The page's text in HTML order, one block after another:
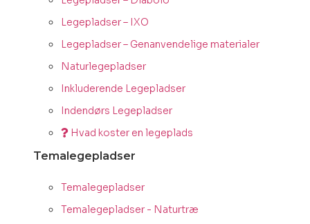
Legepladser – IXO
Legepladser – Genanvendelige materialer
Naturlegepladser
Inkluderende Legepladser
Indendørs Legepladser
Hvad koster en legeplads
Temalegepladser
Temalegepladser
Temalegepladser - Naturtræ